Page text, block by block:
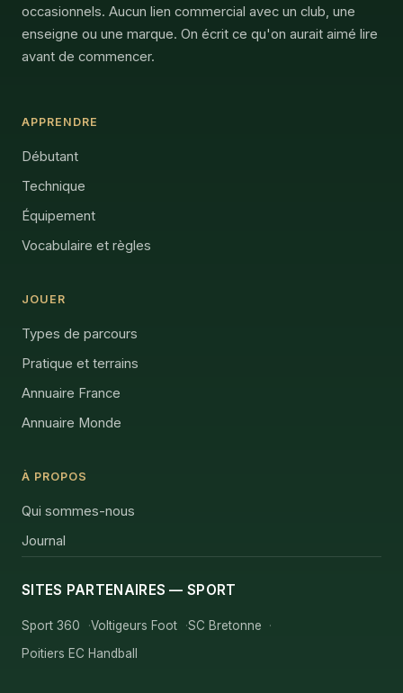
occasionnels. Aucun lien commercial avec un club, une
enseigne ou une marque. On écrit ce qu'on aurait aimé lire
avant de commencer.
APPRENDRE
Débutant
Technique
Équipement
Vocabulaire et règles
JOUER
Types de parcours
Pratique et terrains
Annuaire France
Annuaire Monde
À PROPOS
Qui sommes-nous
Journal
SITES PARTENAIRES — SPORT
Sport 360 Voltigeurs Foot
SC Bretonne
Poitiers EC Handball